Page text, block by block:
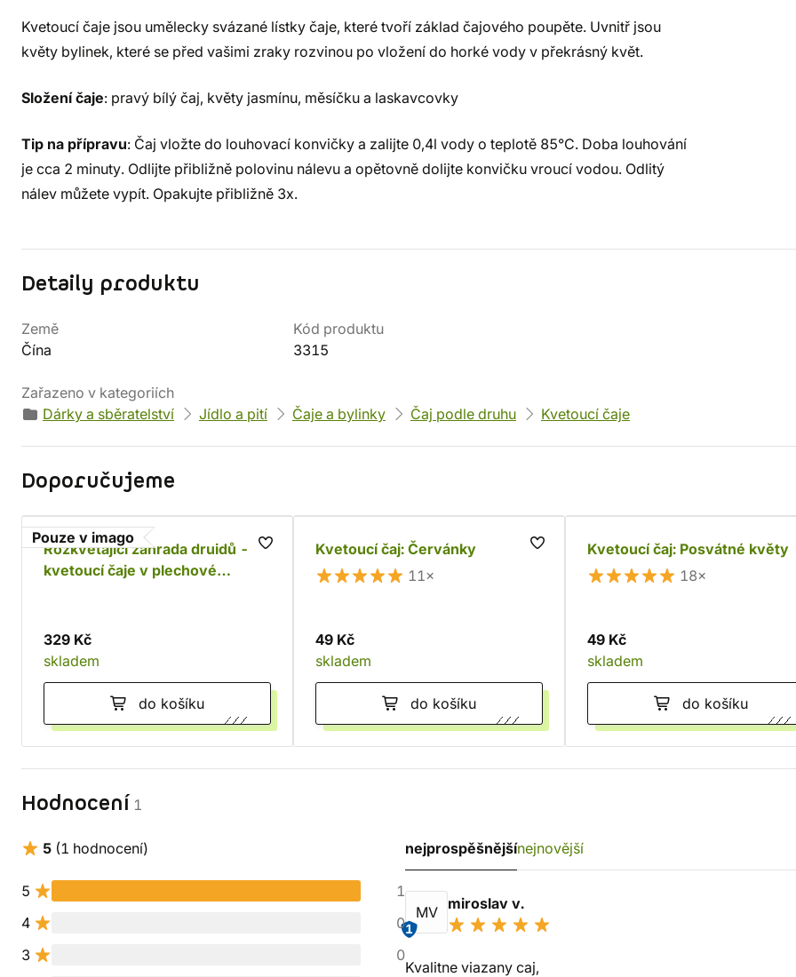
Kvetoucí čaje jsou umělecky svázané lístky čaje, které tvoří základ čajového poupěte. Uvnitř jsou
květy bylinek, které se před vašimi zraky rozvinou po vložení do horké vody v překrásný květ.
Složení čaje: pravý bílý čaj, květy jasmínu, měsíčku a laskavcovky
Tip na přípravu: Čaj vložte do louhovací konvičky a zalijte 0,4l vody o teplotě 85°C. Doba louhování
je cca 2 minuty. Odlijte přibližně polovinu nálevu a opětovně dolijte konvičku vroucí vodou. Odlitý
nálev můžete vypít. Opakujte přibližně 3x.
Detaily produktu
Země
Čína
Kód produktu
3315
Zařazeno v kategoriích
Dárky a sběratelství
Jídlo a pití Čaje a bylinky Čaj podle druhu Kvetoucí čaje
Doporučujeme
Pouze v imago
Rozkvétající zahrada druidů -
kvetoucí čaje v plechové
329 Kč
skladem
do košíku
Kvetoucí čaj: Červánky
11×
49 Kč
skladem
do košíku
Kvetoucí čaj: Posvátné květy
18×
49 Kč
skladem
do košíku
Hodnocení 1
5 (1 hodnocení)
5
1
4
0
3
0
nejprospěšnějšínejnovější
MV
1
miroslav v.
Kvalitne viazany caj,